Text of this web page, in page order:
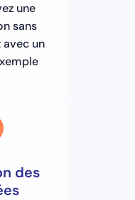
une
sans
avec un
des